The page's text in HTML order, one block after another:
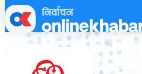
Skip
to
content